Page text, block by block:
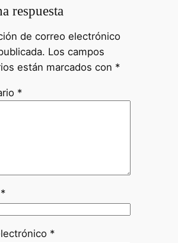
respuesta
de correo electrónico
Los campos
están marcados con *
*
*
*